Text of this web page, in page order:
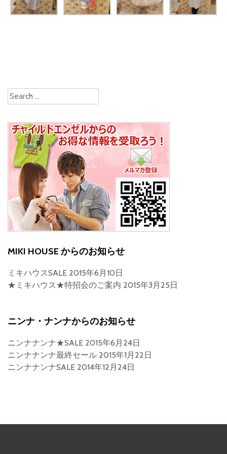
Search for:
MIKI HOUSE からのお知らせ
ミキハウスSALE 2015年6月10日
★ミキハウス★特招会のご案内 2015年3月25日
ニンナ・ナンナからのお知らせ
ニンナナンナ★SALE 2015年6月24日
ニンナナンナ最終セール 2015年1月22日
ニンナナンナSALE 2014年12月24日